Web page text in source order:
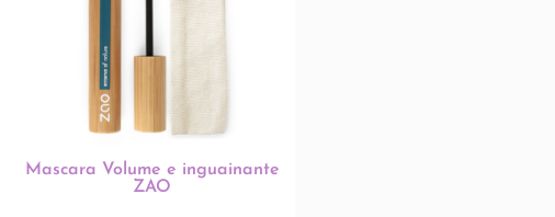
Mascara Volume e inguainante
ZAO